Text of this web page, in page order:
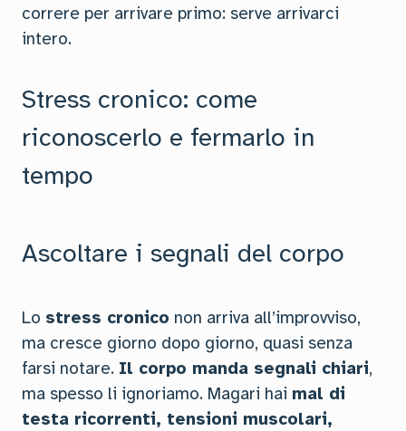
correre per arrivare primo: serve arrivarci
intero.
Stress cronico: come
riconoscerlo e fermarlo in
tempo
Ascoltare i segnali del corpo
Lo stress cronico non arriva all’improvviso,
ma cresce giorno dopo giorno, quasi senza
farsi notare. Il corpo manda segnali chiari,
ma spesso li ignoriamo. Magari hai mal di
testa ricorrenti, tensioni muscolari,